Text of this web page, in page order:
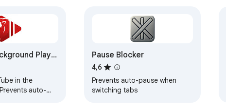
Play
in the
auto-
Pause Blocker
4,6
Prevents auto-pause when
switching tabs